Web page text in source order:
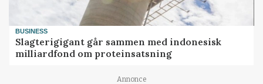
BUSINESS
Slagterigigant går sammen med indonesisk
milliardfond om proteinsatsning
Annonce